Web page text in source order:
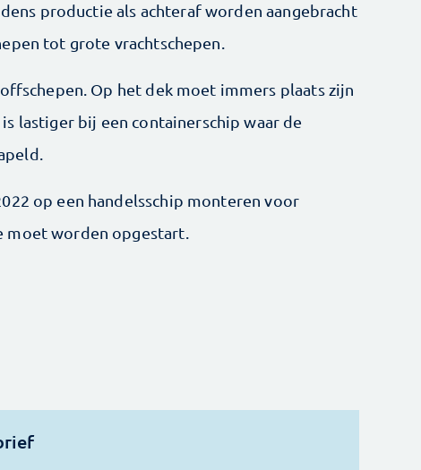
productie als achteraf worden aangebracht
tot grote vrachtschepen.
Op het dek moet immers plaats zijn
lastiger bij een containerschip waar de
op een handelsschip monteren voor
moet worden opgestart.